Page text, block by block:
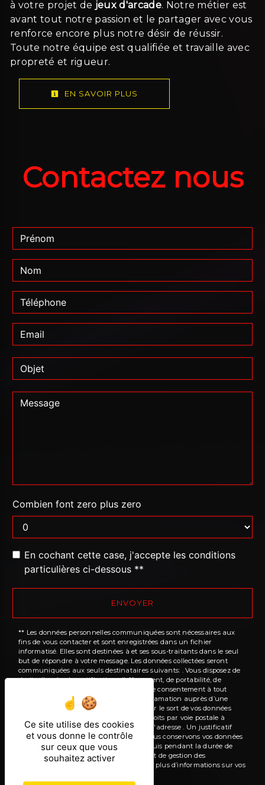
à votre projet de jeux d'arcade. Notre métier est
avant tout notre passion et le partager avec vous
renforce encore plus notre désir de réussir.
Toute notre équipe est qualifiée et travaille avec
propreté et rigueur.
EN SAVOIR PLUS
Contactez nous
Combien font zero plus zero
En cochant cette case, j'accepte les conditions
particulières ci-dessous **
ENVOYER
** Les données personnelles communiquées sont nécessaires aux
fins de vous contacter et sont enregistrées dans un fichier
informatisé. Elles sont destinées à et ses sous-traitants dans le seul
but de répondre à votre message. Les données collectées seront
communiquées aux seuls destinataires suivants: . Vous disposez de
droits d’accès, de rectification, d’effacement, de portabilité, de
limitation, d’opposition, de retrait de votre consentement à tout
moment et du droit d’introduire une réclamation auprès d’une
autorité de contrôle, ainsi que d’organiser le sort de vos données
post-mortem. Vous pouvez exercer ces droits par voie postale à
l'adresse ou par courrier électronique à l'adresse . Un justificatif
d'identité pourra vous être demandé. Nous conservons vos données
pendant la période de prise de contact puis pendant la durée de
prescription légale aux fins probatoires et de gestion des
contentieux. Consultez le site cnil.fr pour plus d’informations sur vos
Ce site utilise des cookies
et vous donne le contrôle
sur ceux que vous
souhaitez activer